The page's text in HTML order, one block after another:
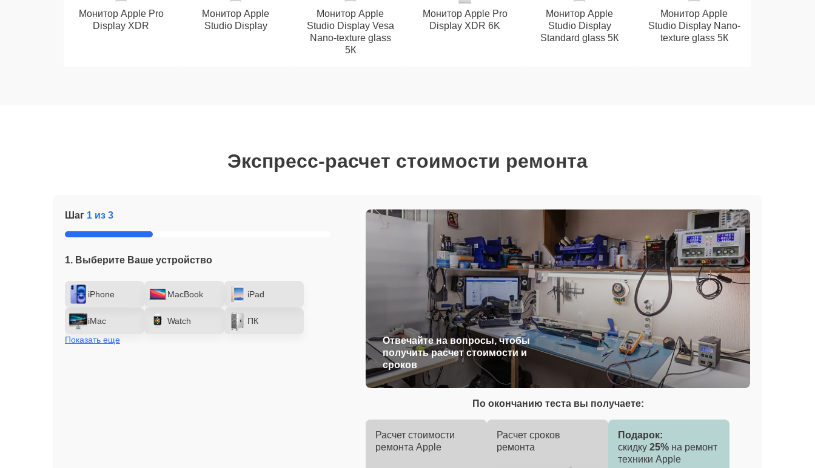
Монитор Apple Pro
Display XDR
Монитор Apple
Studio Display
Монитор Apple
Studio Display Vesa
Nano-texture glass
5К
Монитор Apple Pro
Display XDR 6K
Монитор Apple
Studio Display
Standard glass 5К
Монитор Apple
Studio Display Nano-
texture glass 5К
Экспресс-расчет стоимости ремонта
Шаг 1 из 3
1. Выберите Ваше устройство
iPhone MacBook iPad
iMac Watch
ПК
Показать еще
Отвечайте на вопросы, чтобы
получить расчет стоимости и
сроков
По окончанию теста вы получаете:
Расчет стоимости
ремонта Apple
Расчет сроков
ремонта
Подарок:
скидку 25% на ремонт
техники Apple